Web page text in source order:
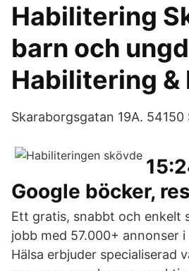
Habilitering
barn och
Habilitering &
Skaraborgsgatan 19A. 54150
Google böcker,
Ett gratis, snabbt och enkelt
jobb med 57.000+ annonser
Hälsa erbjuder specialiserad